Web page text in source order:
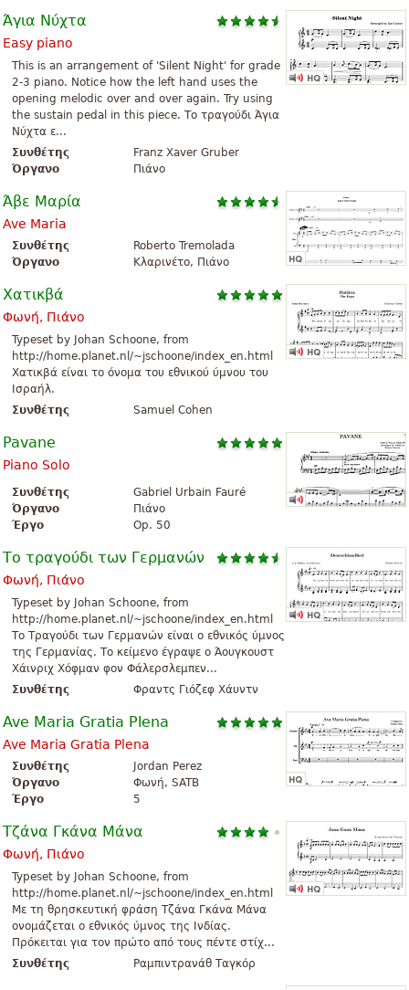
Άγια Νύχτα
Easy piano
This is an arrangement of 'Silent Night' for grade
2-3 piano. Notice how the left hand uses the
opening melodic over and over again. Try using
the sustain pedal in this piece. Το τραγούδι Άγια
Νύχτα ε...
Συνθέτης
Franz Xaver Gruber
Όργανο
Πιάνο
Άβε Μαρία
Ave Maria
Συνθέτης
Roberto Tremolada
Όργανο
Κλαρινέτο, Πιάνο
Χατικβά
Φωνή, Πιάνο
Typeset by Johan Schoone, from
http://home.planet.nl/~jschoone/index_en.html
Χατικβά είναι το όνομα του εθνικού ύμνου του
Ισραήλ.
Συνθέτης
Samuel Cohen
Pavane
Piano Solo
Συνθέτης
Gabriel Urbain Fauré
Όργανο
Πιάνο
Έργο
Op. 50
Το τραγούδι των Γερμανών
Φωνή, Πιάνο
Typeset by Johan Schoone, from
http://home.planet.nl/~jschoone/index_en.html
Το Τραγούδι των Γερμανών είναι ο εθνικός ύμνος
της Γερμανίας. Το κείμενο έγραψε ο Άουγκουστ
Χάινριχ Χόφμαν φον Φάλερσλεμπεν...
Συνθέτης
Φραντς Γιόζεφ Χάυντν
Ave Maria Gratia Plena
Ave Maria Gratia Plena
Συνθέτης
Jordan Perez
Όργανο
Φωνή, SATB
Έργο
5
Τζάνα Γκάνα Μάνα
Φωνή, Πιάνο
Typeset by Johan Schoone, from
http://home.planet.nl/~jschoone/index_en.html
Με τη θρησκευτική φράση Τζάνα Γκάνα Μάνα
ονομάζεται ο εθνικός ύμνος της Ινδίας.
Πρόκειται για τον πρώτο από τους πέντε στίχ...
Συνθέτης
Ραμπιντρανάθ Ταγκόρ